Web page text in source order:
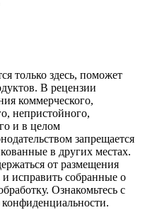
только здесь, поможет
В рецензии
коммерческого,
непристойного,
и в целом
запрещается
в других местах.
от размещения
исправить собранные о
Ознакомьтесь с